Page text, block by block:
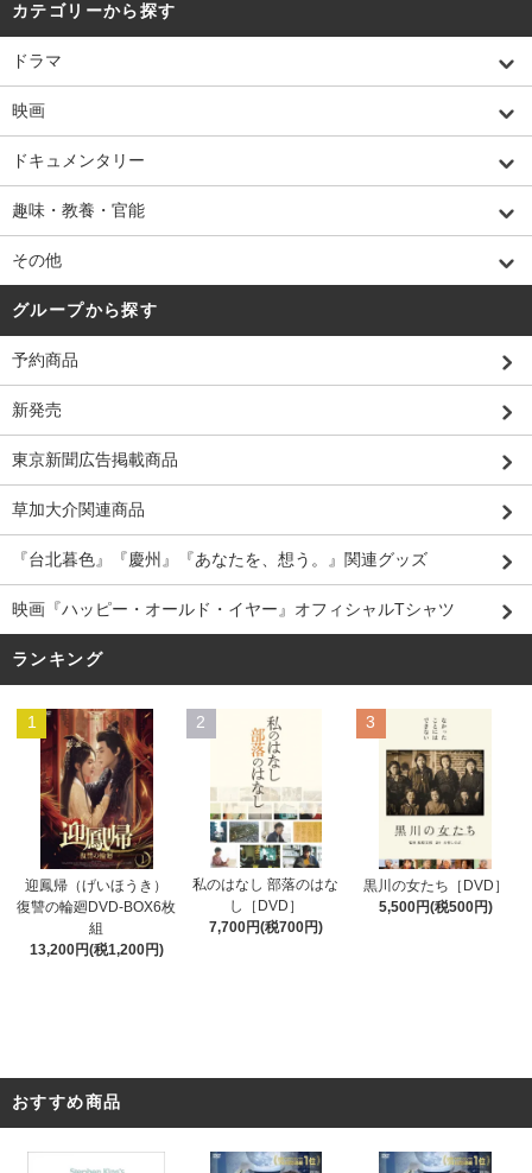
カテゴリーから探す
ドラマ
映画
ドキュメンタリー
趣味・教養・官能
その他
グループから探す
予約商品
新発売
東京新聞広告掲載商品
草加大介関連商品
『台北暮色』『慶州』『あなたを、想う。』関連グッズ
映画『ハッピー・オールド・イヤー』オフィシャルTシャツ
ランキング
1
迎鳳帰（げいほうき）
復讐の輪廻DVD-BOX6枚
組
13,200円(税1,200円)
2
私のはなし 部落のはな
し［DVD］
7,700円(税700円)
3
黒川の女たち［DVD］
5,500円(税500円)
おすすめ商品